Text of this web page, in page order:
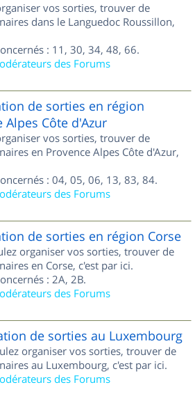
vos sorties, trouver de
dans le Languedoc Roussillon,
: 11, 30, 34, 48, 66.
des Forums
de sorties en région
Alpes Côte d'Azur
vos sorties, trouver de
en Provence Alpes Côte d'Azur,
: 04, 05, 06, 13, 83, 84.
des Forums
de sorties en région Corse
organiser vos sorties, trouver de
en Corse, c'est par ici.
: 2A, 2B.
des Forums
de sorties au Luxembourg
organiser vos sorties, trouver de
au Luxembourg, c'est par ici.
des Forums